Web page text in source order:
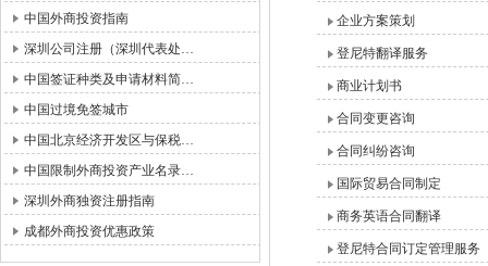
中国外商投资指南
深圳公司注册（深圳代表处…
中国签证种类及申请材料简…
中国过境免签城市
中国北京经济开发区与保税…
中国限制外商投资产业名录…
深圳外商独资注册指南
成都外商投资优惠政策
企业方案策划
登尼特翻译服务
商业计划书
合同变更咨询
合同纠纷咨询
国际贸易合同制定
商务英语合同翻译
登尼特合同订定管理服务